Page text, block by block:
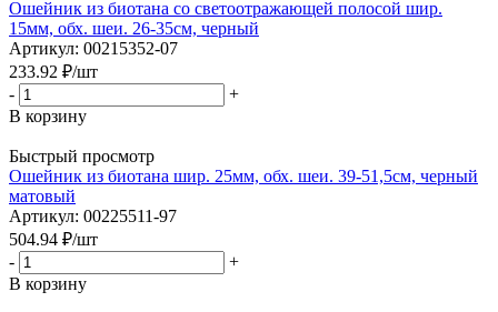
Ошейник из биотана со светоотражающей полосой шир.
15мм, обх. шеи. 26-35см, черный
Артикул: 00215352-07
233.92 ₽/шт
-
+
В корзину
Быстрый просмотр
Ошейник из биотана шир. 25мм, обх. шеи. 39-51,5см, черный
матовый
Артикул: 00225511-97
504.94 ₽/шт
-
+
В корзину